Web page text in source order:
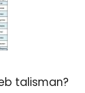
talisman?